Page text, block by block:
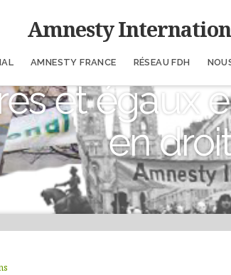
Amnesty
AMNESTY FRANCE RÉSEAU FDH
et égaux
en